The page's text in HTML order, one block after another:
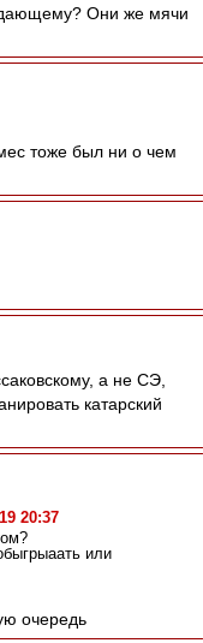
Они же мячи
тоже был ни о чем
а не СЭ,
катарский
20:37
или
очередь